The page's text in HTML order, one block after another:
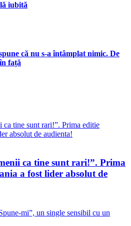
iubită
că nu s-a întâmplat nimic. De
față
ca tine sunt rari!”. Prima
a fost lider absolut de